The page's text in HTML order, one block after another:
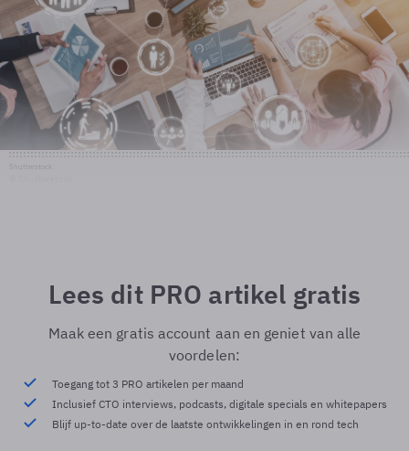
Lees dit PRO artikel gratis
Maak een gratis account aan en geniet van alle
voordelen:
Toegang tot 3 PRO artikelen per maand
Inclusief CTO interviews, podcasts, digitale specials en whitepapers
Blijf up-to-date over de laatste ontwikkelingen in en rond tech